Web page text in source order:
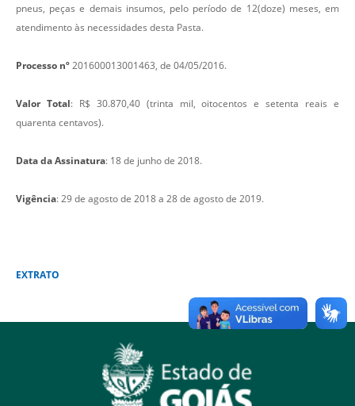
pneus, peças e demais insumos, pelo período de 12(doze) meses, em
atendimento às necessidades desta Pasta.
Processo nº201600013001463, de 04/05/2016.
Valor Total: R$ 30.870,40 (trinta mil, oitocentos e setenta reais e
quarenta centavos).
Data da Assinatura: 18 de junho de 2018.
Vigência: 29 de agosto de 2018 a 28 de agosto de 2019.
EXTRATO